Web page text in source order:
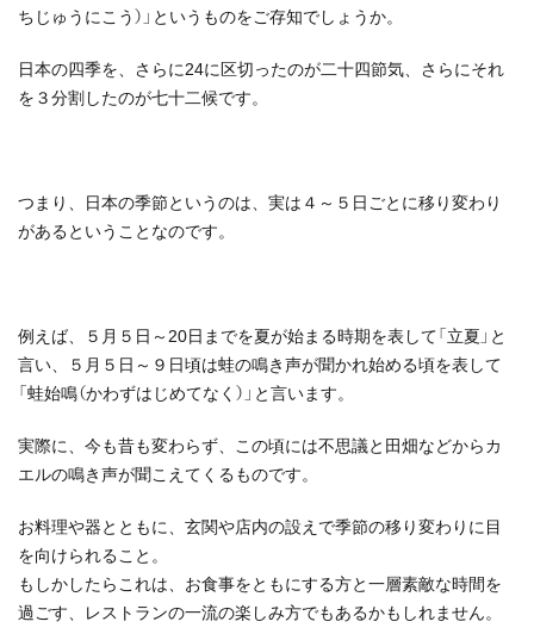
ちじゅうにこう）」というものをご存知でしょうか。
日本の四季を、さらに24に区切ったのが二十四節気、さらにそれ
を３分割したのが七十二候です。
つまり、日本の季節というのは、実は４～５日ごとに移り変わり
があるということなのです。
例えば、５月５日～20日までを夏が始まる時期を表して「立夏」と
言い、５月５日～９日頃は蛙の鳴き声が聞かれ始める頃を表して
「蛙始鳴（かわずはじめてなく）」と言います。
実際に、今も昔も変わらず、この頃には不思議と田畑などからカ
エルの鳴き声が聞こえてくるものです。
お料理や器とともに、玄関や店内の設えで季節の移り変わりに目
を向けられること。
もしかしたらこれは、お食事をともにする方と一層素敵な時間を
過ごす、レストランの一流の楽しみ方でもあるかもしれません。